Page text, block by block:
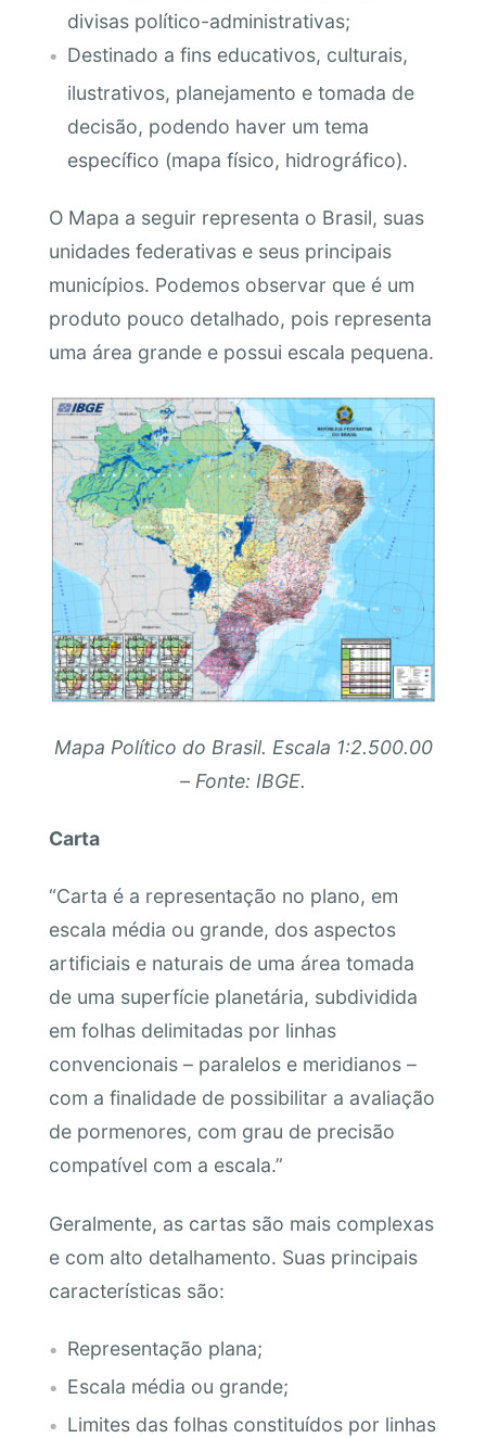
divisas político-administrativas;
Destinado a fins educativos, culturais,
ilustrativos, planejamento e tomada de
decisão, podendo haver um tema
específico (mapa físico, hidrográfico).
O Mapa a seguir representa o Brasil, suas
unidades federativas e seus principais
municípios. Podemos observar que é um
produto pouco detalhado, pois representa
uma área grande e possui escala pequena.
Mapa Político do Brasil. Escala 1:2.500.00
– Fonte: IBGE.
Carta
“Carta é a representação no plano, em
escala média ou grande, dos aspectos
artificiais e naturais de uma área tomada
de uma superfície planetária, subdividida
em folhas delimitadas por linhas
convencionais – paralelos e meridianos –
com a finalidade de possibilitar a avaliação
de pormenores, com grau de precisão
compatível com a escala.”
Geralmente, as cartas são mais complexas
e com alto detalhamento. Suas principais
características são:
Representação plana;
Escala média ou grande;
Limites das folhas constituídos por linhas